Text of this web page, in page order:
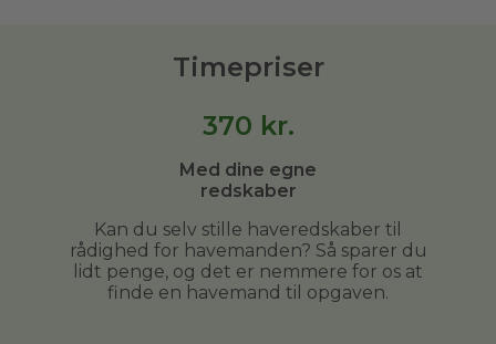
Timepriser
370 kr.
Med dine egne
redskaber
Kan du selv stille haveredskaber til
rådighed for havemanden? Så sparer du
lidt penge, og det er nemmere for os at
finde en havemand til opgaven.